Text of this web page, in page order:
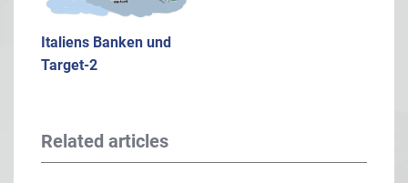
Italiens Banken und
Target-2
Related articles